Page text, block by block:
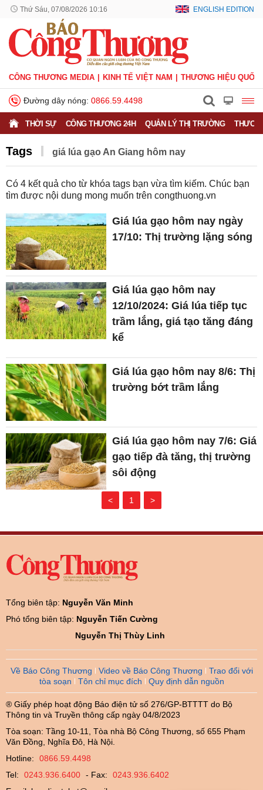
Thứ Sáu, 07/08/2026 10:16 ENGLISH EDITION
CÔNG THƯƠNG MEDIA KINH TẾ VIỆT NAM THƯƠNG HIỆU QUỐC
Đường dây nóng: 0866.59.4498
THỜI SỰ CÔNG THƯƠNG 24H QUẢN LÝ THỊ TRƯỜNG
Tags giá lúa gạo An Giang hôm nay
Có 4 kết quả cho từ khóa tags bạn vừa tìm kiếm. Chúc bạn
tìm được nội dung mong muốn trên congthuong.vn
Giá lúa gạo hôm nay ngày
17/10: Thị trường lặng sóng
Giá lúa gạo hôm nay
12/10/2024: Giá lúa tiếp tục
trầm lắng, giá tạo tăng đáng
kể
Giá lúa gạo hôm nay 8/6: Thị
trường bớt trầm lắng
Giá lúa gạo hôm nay 7/6: Giá
gạo tiếp đà tăng, thị trường
sôi động
< 1 >
Tổng biên tập: Nguyễn Văn Minh
Phó tổng biên tập: Nguyễn Tiến Cường
Nguyễn Thị Thùy Linh
Về Báo Công Thương Video về Báo Công Thương
Trao đổi với
tòa soạn
Tôn chỉ mục đích Quy định dẫn nguồn
® Giấy phép hoạt động Báo điện tử số 276/GP-BTTTT do Bộ
Thông tin và Truyền thông cấp ngày 04/8/2023
Tòa soạn: Tầng 10-11, Tòa nhà Bộ Công Thương, số 655 Phạm
Văn Đồng, Nghĩa Đô, Hà Nội.
Hotline:
0866.59.4498
Tel:
0243.936.6400 - Fax:
0243.936.6402